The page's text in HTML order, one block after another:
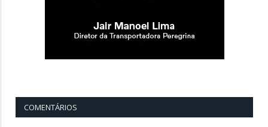
COMENTÁRIOS